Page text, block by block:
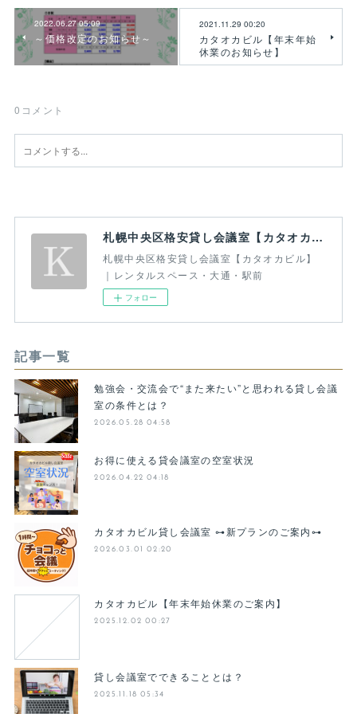
2022.06.27 05:09
～価格改定のお知らせ～
2021.11.29 00:20
カタオカビル【年末年始
休業のお知らせ】
0 コメント
札幌中央区格安貸し会議室【カタオカビル】｜レンタルスペース・大通・駅前
札幌中央区格安貸し会議室【カタオカビル】
｜レンタルスペース・大通・駅前
フォロー
記事一覧
勉強会・交流会で“また来たい”と思われる貸し会議
室の条件とは？
2026.05.28 04:58
お得に使える貸会議室の空室状況
2026.04.22 04:18
カタオカビル貸し会議室 ⊶新プランのご案内⊶
2026.03.01 02:20
カタオカビル【年末年始休業のご案内】
2025.12.02 00:27
貸し会議室でできることとは？
2025.11.18 05:34